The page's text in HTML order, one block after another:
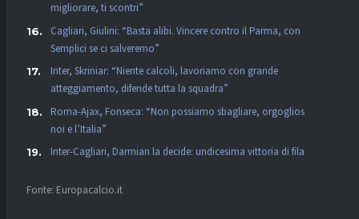
migliorare, ti scontri”
Cagliari, Giulini: “Basta alibi. Vincere contro il Parma, con
Semplici se ci salveremo”
Inter, Skriniar: “Niente calcoli, lavoriamo con grande
atteggiamento, difende tutta la squadra”
Roma-Ajax, Fonseca: “Non possiamo sbagliare, orgogliosi per
noi e l’Italia”
Inter-Cagliari, Darmian la decide: undicesima vittoria di fila
Fonte: Europacalcio.it